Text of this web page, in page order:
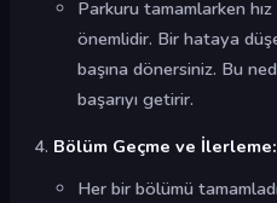
Parkuru tamamlarken
önemlidir. Bir hataya
başına dönersiniz. Bu
başarıyı getirir.
Bölüm Geçme ve İlerleme:
Her bir bölümü